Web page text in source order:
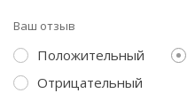
Ваш отзыв
Положительный
Отрицательный